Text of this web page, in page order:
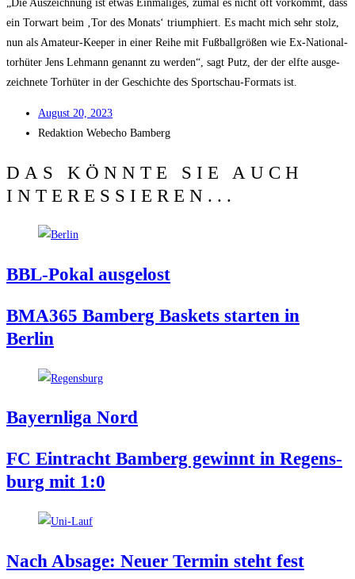
„Die Aus­zeich­nung ist etwas Ein­ma­li­ges, zumal es nicht oft vor­kommt, dass
ein Tor­wart beim ‚Tor des Monats‘ tri­um­phiert. Es macht mich sehr stolz,
nun als Ama­teur-Kee­per in einer Rei­he mit Fuß­ball­grö­ßen wie Ex-Natio­nal­
tor­hü­ter Jens Leh­mann genannt zu wer­den“, sagt Putz, der der elf­te aus­ge­
zeich­ne­te Tor­hü­ter in der Geschich­te des Sport­schau-For­mats ist.
August 20, 2023
Redak­ti­on Web­echo Bamberg
DAS KÖNNTE SIE AUCH
INTERESSIEREN...
BBL-Pokal aus­ge­lost
BMA365 Bam­berg Bas­kets star­ten in
Berlin
Bay­ern­li­ga Nord
FC Ein­tracht Bam­berg gewinnt in Regens­
burg mit 1:0
Nach Absa­ge: Neu­er Ter­min steht fest